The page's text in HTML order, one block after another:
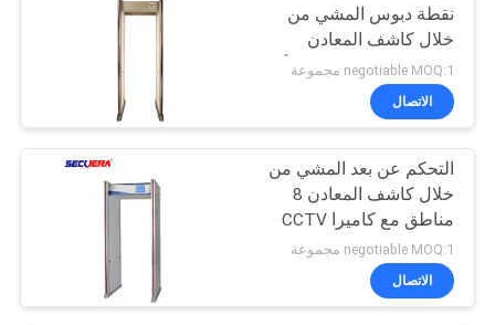
نقطة دبوس المشي من
خلال كاشف المعادن
PD6500i للتحقق من الأمن
negotiable MOQ:1 مجموعة
الاتصال
التحكم عن بعد المشي من
خلال كاشف المعادن 8
مناطق مع كاميرا CCTV
220V / AC
negotiable MOQ:1 مجموعة
الاتصال